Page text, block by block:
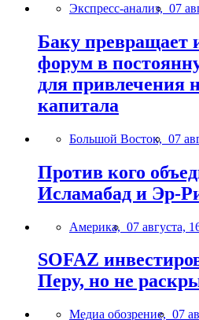
Экспресс-анализ, 07
Баку превращает
форум в
для привлечения
капитала
Большой Восток, 07
Против кого
Исламабад и Эр-
Америка, 07 августа,
SOFAZ
Перу, но не
Медиа обозрение, 07